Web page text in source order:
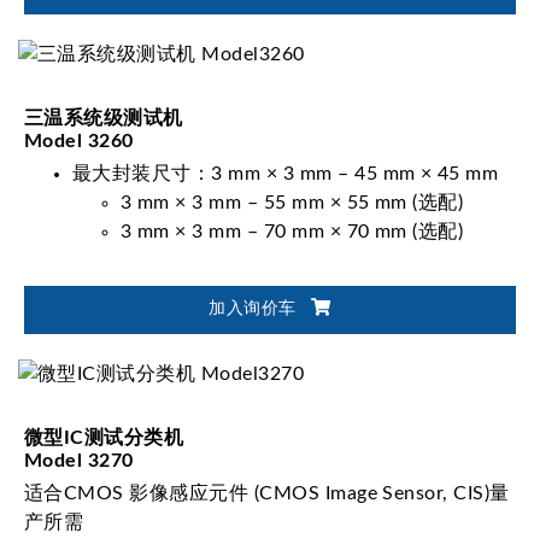
三温系统级测试机
Model 3260
最大封装尺寸：3 mm × 3 mm – 45 mm × 45 mm
3 mm × 3 mm – 55 mm × 55 mm (选配)
3 mm × 3 mm – 70 mm × 70 mm (选配)
加入询价车
微型IC测试分类机
Model 3270
适合CMOS 影像感应元件 (CMOS Image Sensor, CIS)量
产所需